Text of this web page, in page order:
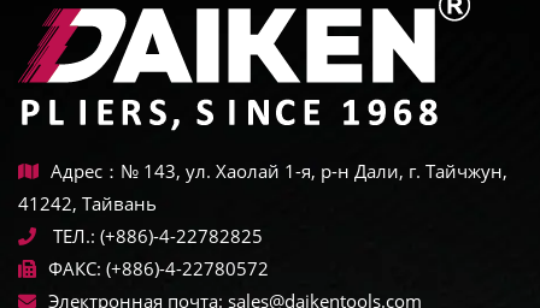
Адрес：№ 143, ул. Хаолай 1-я, р-н Дали, г. Тайчжун,
41242, Тайвань
ТЕЛ.: (+886)-4-22782825
ФАКС: (+886)-4-22780572
Электронная почта: sales@daikentools.com